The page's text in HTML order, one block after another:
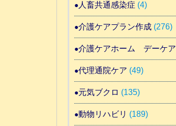
人畜共通感染症 (4)
介護ケアプラン作成(276)
介護ケアホーム デーケア
代理通院ケア (49)
元気ブクロ (135)
動物リハビリ (189)